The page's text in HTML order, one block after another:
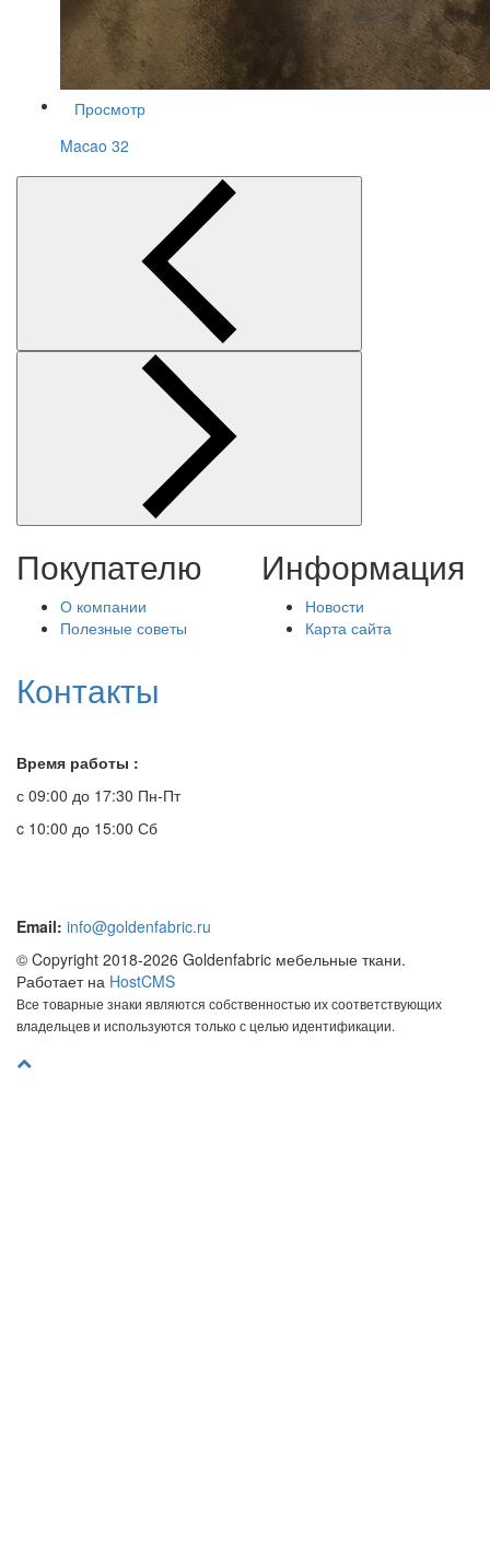
Просмотр
Macao 32
Покупателю
О компании
Полезные советы
Информация
Новости
Карта сайта
Контакты
Время работы :
с 09:00 до 17:30 Пн-Пт
c 10:00 до 15:00 Сб
Email: info@goldenfabric.ru
© Copyright 2018-2026 Goldenfabric мебельные ткани.
Работает на HostCMS
Все товарные знаки являются собственностью их соответствующих
владельцев и используются только с целью идентификации.